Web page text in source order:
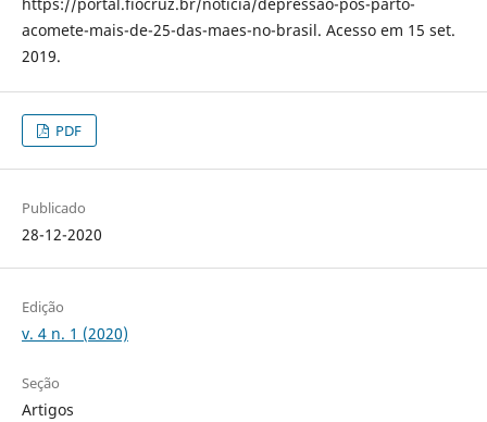
https://portal.fiocruz.br/noticia/depressao-pos-parto-
acomete-mais-de-25-das-maes-no-brasil. Acesso em 15 set.
2019.
PDF
Publicado
28-12-2020
Edição
v. 4 n. 1 (2020)
Seção
Artigos